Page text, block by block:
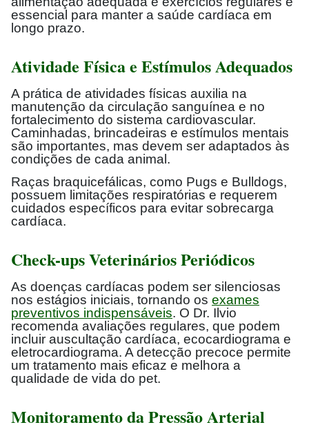
essencial para manter a saúde cardíaca em
longo prazo.
Atividade Física e Estímulos Adequados
A prática de atividades físicas auxilia na
manutenção da circulação sanguínea e no
fortalecimento do sistema cardiovascular.
Caminhadas, brincadeiras e estímulos mentais
são importantes, mas devem ser adaptados às
condições de cada animal.
Raças braquicefálicas, como Pugs e Bulldogs,
possuem limitações respiratórias e requerem
cuidados específicos para evitar sobrecarga
cardíaca.
Check-ups Veterinários Periódicos
As doenças cardíacas podem ser silenciosas
nos estágios iniciais, tornando os exames
preventivos indispensáveis. O Dr. Ilvio
recomenda avaliações regulares, que podem
incluir auscultação cardíaca, ecocardiograma e
eletrocardiograma. A detecção precoce permite
um tratamento mais eficaz e melhora a
qualidade de vida do pet.
Monitoramento da Pressão Arterial